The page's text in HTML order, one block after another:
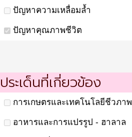
ปัญหาความเหลื่อมล้ำ
ปัญหาคุณภาพชีวิต
ประเด็นที่เกี่ยวข้อง
การเกษตรและเทคโนโลยีชีวภาพ
อาหารและการแปรรูป - ฮาลาล